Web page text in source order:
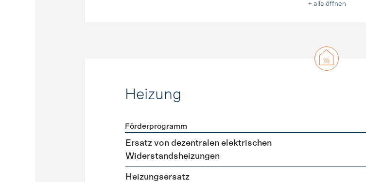
+ alle öffnen
Heizung
Förderprogramme Heizung
Förderprogramm
Ersatz von dezentralen elektrischen
Widerstandsheizungen
Heizungsersatz